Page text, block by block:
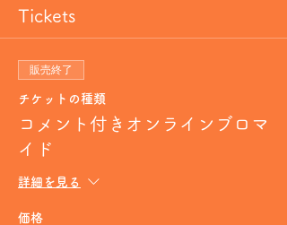
Tickets
販売終了
チケットの種類
コメント付きオンラインブロマ
イド
詳細を見る
価格